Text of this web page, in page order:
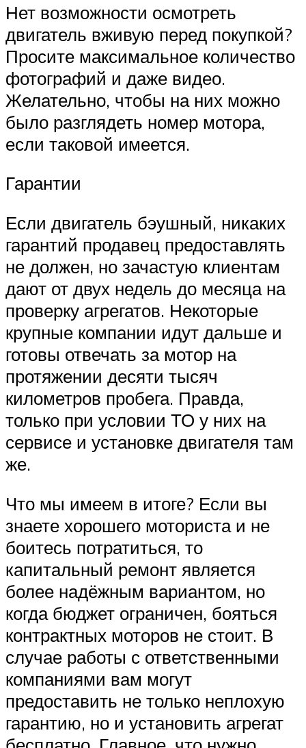
Нет возможности осмотреть
двигатель вживую перед покупкой?
Просите максимальное количество
фотографий и даже видео.
Желательно, чтобы на них можно
было разглядеть номер мотора,
если таковой имеется.
Гарантии
Если двигатель бэушный, никаких
гарантий продавец предоставлять
не должен, но зачастую клиентам
дают от двух недель до месяца на
проверку агрегатов. Некоторые
крупные компании идут дальше и
готовы отвечать за мотор на
протяжении десяти тысяч
километров пробега. Правда,
только при условии ТО у них на
сервисе и установке двигателя там
же.
Что мы имеем в итоге? Если вы
знаете хорошего моториста и не
боитесь потратиться, то
капитальный ремонт является
более надёжным вариантом, но
когда бюджет ограничен, бояться
контрактных моторов не стоит. В
случае работы с ответственными
компаниями вам могут
предоставить не только неплохую
гарантию, но и установить агрегат